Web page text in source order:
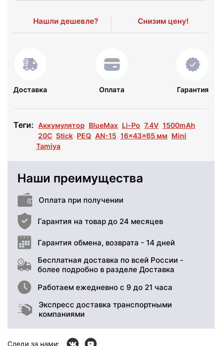
Нашли дешевле? Снизим цену!
Доставка Оплата Гарантия
Теги: Аккумулятор BlueMax Li-Po 7.4V 1500mAh
20C Stick PEQ AN-15 16x43x65 мм Mini
Tamiya
Наши преимущества
Оплата при получении
Гарантия на товар до 24 месяцев
Гарантия обмена, возврата - 14 дней
Бесплатная доставка по всей России -
более подробно в разделе Доставка
Работаем ежедневно с 9 до 21 часа
Экспресс доставка транспортными
компаниями
Следи за нами: